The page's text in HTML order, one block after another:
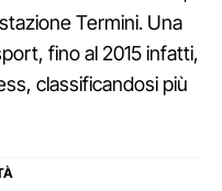
Termini. Una
fino al 2015 infatti,
classificandosi più